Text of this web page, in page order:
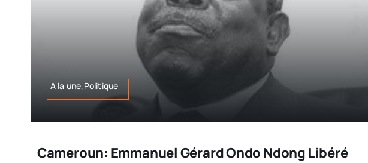
A la une,Politique
Cameroun: Emmanuel Gérard Ondo Ndong Libéré